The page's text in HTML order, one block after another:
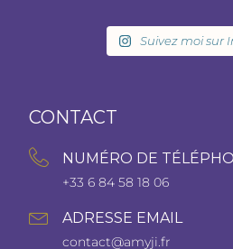
Suivez moi sur
CONTACT
NUMÉRO DE
+33 6 84 58 18 06
ADRESSE EMAIL
contact@amyji.fr